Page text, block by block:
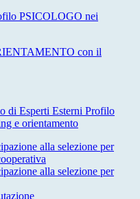
PSICOLOGO nei
con il
di Esperti Esterni Profilo
e orientamento
alla selezione per
alla selezione per